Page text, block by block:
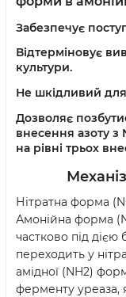
Забезпечує
Відтерміновує
культури.
Не шкідливий
Дозволяє
внесення азоту з
на рівні трьох
Нітратна форма
Амонійна форма
частково під дією
переходить у
амідної (NH2)
ферменту уреаза,